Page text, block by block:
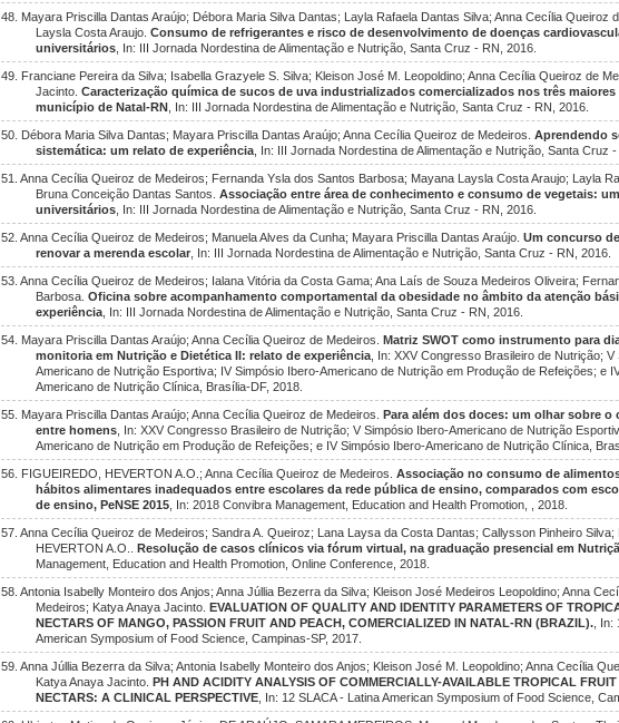
48. Mayara Priscilla Dantas Araújo; Débora Maria Silva Dantas; Layla Rafaela Dantas Silva; Anna Cecília Queiroz
Laysla Costa Araujo.Consumo de refrigerantes e risco de desenvolvimento de doenças
universitários , In: III Jornada Nordestina de Alimentação e Nutrição, Santa Cruz - RN, 2016.
49. Franciane Pereira da Silva; Isabella Grazyele S. Silva; Kleison José M. Leopoldino; Anna Cecília Queiroz de
Jacinto.Caracterização química de sucos de uva industrializados comercializados nos três
município de Natal-RN , In: III Jornada Nordestina de Alimentação e Nutrição, Santa Cruz - RN, 2016.
50. Débora Maria Silva Dantas; Mayara Priscilla Dantas Araújo; Anna Cecília Queiroz de Medeiros. Aprendendo
sistemática: um relato de experiência , In: III Jornada Nordestina de Alimentação e Nutrição, Santa Cruz -
51. Anna Cecília Queiroz de Medeiros; Fernanda Ysla dos Santos Barbosa; Mayana Laysla Costa Araujo; Layla
Bruna Conceição Dantas Santos.Associação entre área de conhecimento e consumo de vegetais:
universitários , In: III Jornada Nordestina de Alimentação e Nutrição, Santa Cruz - RN, 2016.
52. Anna Cecília Queiroz de Medeiros; Manuela Alves da Cunha; Mayara Priscilla Dantas Araújo. Um concurso
renovar a merenda escolar , In: III Jornada Nordestina de Alimentação e Nutrição, Santa Cruz - RN, 2016.
53. Anna Cecília Queiroz de Medeiros; Ialana Vitória da Costa Gama; Ana Laís de Souza Medeiros Oliveira;
Barbosa.Oficina sobre acompanhamento comportamental da obesidade no âmbito da atenção
experiência , In: III Jornada Nordestina de Alimentação e Nutrição, Santa Cruz - RN, 2016.
54. Mayara Priscilla Dantas Araújo; Anna Cecília Queiroz de Medeiros. Matriz SWOT como instrumento para
monitoria em Nutrição e Dietética II: relato de experiência , In: XXV Congresso Brasileiro de Nutrição;
Americano de Nutrição Esportiva; IV Simpósio Ibero-Americano de Nutrição em Produção de Refeições; e
Americano de Nutrição Clínica, Brasília-DF, 2018.
55. Mayara Priscilla Dantas Araújo; Anna Cecília Queiroz de Medeiros. Para além dos doces: um olhar sobre o
entre homens , In: XXV Congresso Brasileiro de Nutrição; V Simpósio Ibero-Americano de Nutrição
Americano de Nutrição em Produção de Refeições; e IV Simpósio Ibero-Americano de Nutrição Clínica,
56. FIGUEIREDO, HEVERTON A.O.; Anna Cecília Queiroz de Medeiros. Associação no consumo de
hábitos alimentares inadequados entre escolares da rede pública de ensino, comparados com
de ensino, PeNSE 2015 , In: 2018 Convibra Management, Education and Health Promotion, , 2018.
57. Anna Cecília Queiroz de Medeiros; Sandra A. Queiroz; Lana Laysa da Costa Dantas; Callysson Pinheiro Silva;
HEVERTON A.O..Resolução de casos clínicos via fórum virtual, na graduação presencial em
Management, Education and Health Promotion, Online Conference, 2018.
58. Antonia Isabelly Monteiro dos Anjos; Anna Júllia Bezerra da Silva; Kleison José Medeiros Leopoldino; Anna
Medeiros; Katya Anaya Jacinto.EVALUATION OF QUALITY AND IDENTITY PARAMETERS OF
NECTARS OF MANGO, PASSION FRUIT AND PEACH, COMERCIALIZED IN NATAL-RN (BRAZIL). ,
American Symposium of Food Science, Campinas-SP, 2017.
59. Anna Júllia Bezerra da Silva; Antonia Isabelly Monteiro dos Anjos; Kleison José M. Leopoldino; Anna Cecília
Katya Anaya Jacinto.PH AND ACIDITY ANALYSIS OF COMMERCIALLY-AVAILABLE TROPICAL
NECTARS: A CLINICAL PERSPECTIVE , In: 12 SLACA - Latina American Symposium of Food Science,